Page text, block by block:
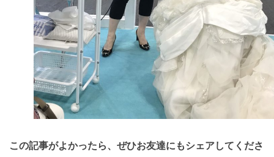
この記事がよかったら、ぜひお友達にもシェアしてくださ